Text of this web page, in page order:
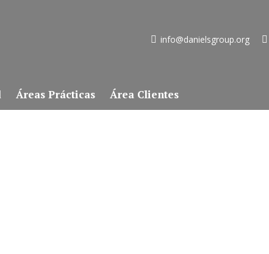
info@danielsgroup.org
Áreas Prácticas Área Clientes